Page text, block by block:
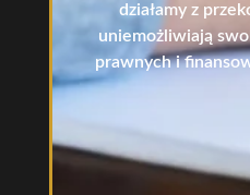
działamy z
uniemożliwiają
prawnych i